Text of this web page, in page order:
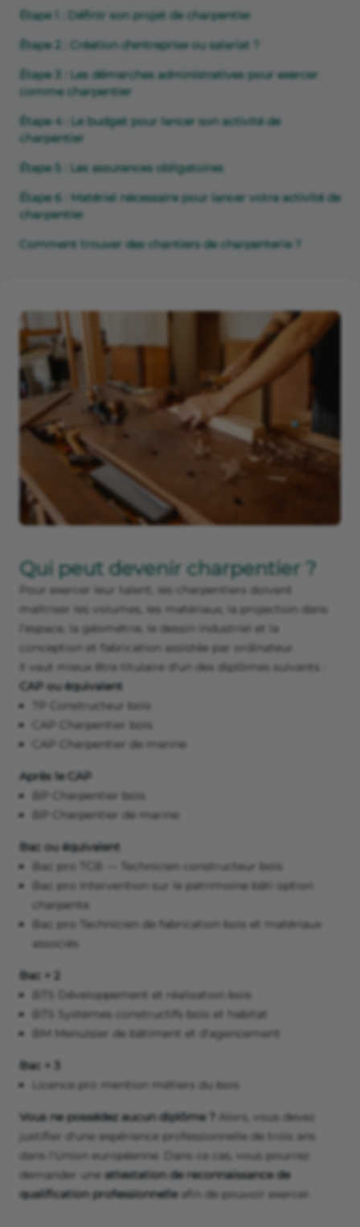
Étape 1 : Définir son projet de charpentier
Étape 2 : Création d'entreprise ou salariat ?
Étape 3 : Les démarches administratives pour exercer
comme charpentier
Étape 4 : Le budget pour lancer son activité de
charpentier
Étape 5 : Les assurances obligatoires
Étape 6 : Matériel nécessaire pour lancer votre activité de
charpentier
Comment trouver des chantiers de charpenterie ?
Qui peut devenir charpentier ?
Pour exercer leur talent, les charpentiers doivent
maîtriser les volumes, les matériaux, la projection dans
l’espace, la géométrie, le dessin industriel et la
conception et fabrication assistée par ordinateur.
Il vaut mieux être titulaire d'un des diplômes suivants :
CAP ou équivalent
TP Constructeur bois
CAP Charpentier bois
CAP Charpentier de marine
Après le CAP
BP Charpentier bois
BP Charpentier de marine
Bac ou équivalent
Bac pro TCB — Technicien constructeur bois
Bac pro Intervention sur le patrimoine bâti option
charpente
Bac pro Technicien de fabrication bois et matériaux
associés
Bac + 2
BTS Développement et réalisation bois
BTS Systèmes constructifs bois et habitat
BM Menuisier de bâtiment et d'agencement
Bac + 3
Licence pro mention métiers du bois
Vous ne possédez aucun diplôme ? Alors, vous devez
justifier d'une expérience professionnelle de trois ans
dans l'Union européenne. Dans ce cas, vous pourrez
demander une attestation de reconnaissance de
qualification professionnelleafin de pouvoir exercer.